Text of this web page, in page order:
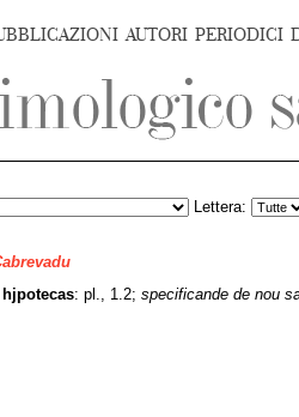
AUTORI PERIODICI
Lettera:
hjpotecas: pl., 1.2; specificande de nou